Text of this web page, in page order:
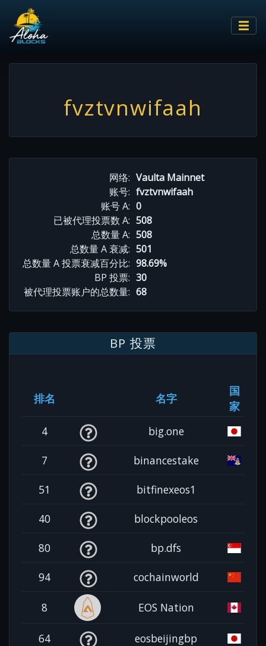
fvztvnwifaah
网络: Vaulta Mainnet
账号: fvztvnwifaah
账号 A: 0
已被代理投票数 A: 508
总数量 A: 508
总数量 A 衰减: 501
总数量 A 投票衰减百分比: 98.69%
BP 投票: 30
被代理投票账户的总数量: 68
BP 投票
排名 名字
国
家
4
big.one
7 binancestake
51 bitfinexeos1
40 blockpooleos
80 bp.dfs
94 cochainworld
8 EOS Nation
64 eosbeijingbp